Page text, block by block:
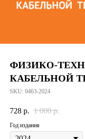
ФИЗИКО-
КАБЕЛЬНОЙ
SKU: 0463-2024
728 р. 1 000 р.
Год издания